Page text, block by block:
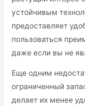
устойчивым
предоставляет
пользоваться
даже если вы не
Еще одним
ограниченный
делает их менее